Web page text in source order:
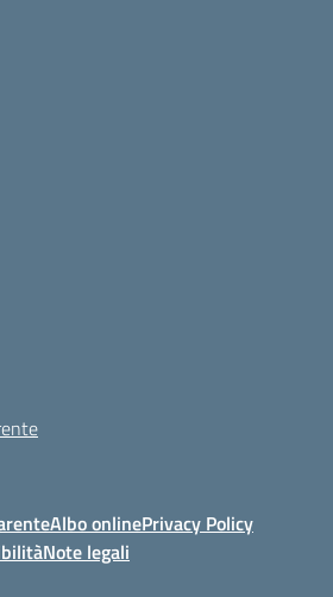
Albo onlinePrivacy Policy
Note legali